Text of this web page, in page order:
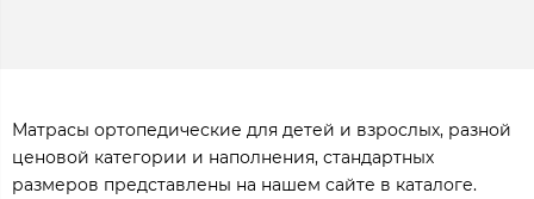
Матрасы ортопедические для детей и взрослых, разной
ценовой категории и наполнения, стандартных
размеров представлены на нашем сайте в каталоге.